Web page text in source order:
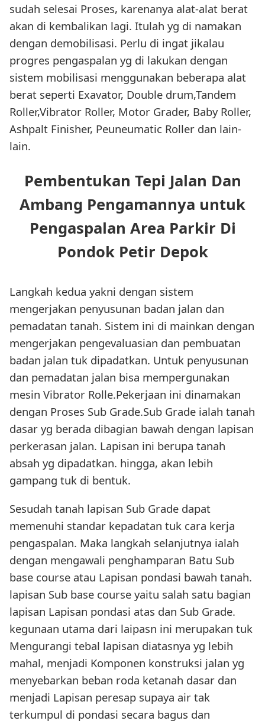
sudah selesai Proses, karenanya alat-alat berat
akan di kembalikan lagi. Itulah yg di namakan
dengan demobilisasi. Perlu di ingat jikalau
progres pengaspalan yg di lakukan dengan
sistem mobilisasi menggunakan beberapa alat
berat seperti Exavator, Double drum,Tandem
Roller,Vibrator Roller, Motor Grader, Baby Roller,
Ashpalt Finisher, Peuneumatic Roller dan lain-
lain.
Pembentukan Tepi Jalan Dan
Ambang Pengamannya untuk
Pengaspalan Area Parkir Di
Pondok Petir Depok
Langkah kedua yakni dengan sistem
mengerjakan penyusunan badan jalan dan
pemadatan tanah. Sistem ini di mainkan dengan
mengerjakan pengevaluasian dan pembuatan
badan jalan tuk dipadatkan. Untuk penyusunan
dan pemadatan jalan bisa mempergunakan
mesin Vibrator Rolle.Pekerjaan ini dinamakan
dengan Proses Sub Grade.Sub Grade ialah tanah
dasar yg berada dibagian bawah dengan lapisan
perkerasan jalan. Lapisan ini berupa tanah
absah yg dipadatkan. hingga, akan lebih
gampang tuk di bentuk.
Sesudah tanah lapisan Sub Grade dapat
memenuhi standar kepadatan tuk cara kerja
pengaspalan. Maka langkah selanjutnya ialah
dengan mengawali penghamparan Batu Sub
base course atau Lapisan pondasi bawah tanah.
lapisan Sub base course yaitu salah satu bagian
lapisan Lapisan pondasi atas dan Sub Grade.
kegunaan utama dari laipasn ini merupakan tuk
Mengurangi tebal lapisan diatasnya yg lebih
mahal, menjadi Komponen konstruksi jalan yg
menyebarkan beban roda ketanah dasar dan
menjadi Lapisan peresap supaya air tak
terkumpul di pondasi secara bagus dan